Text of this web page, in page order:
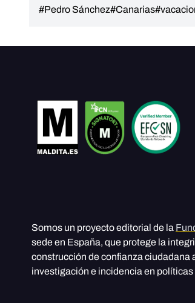
#Pedro Sánchez#Canarias
Somos un proyecto editorial de la
sede en España, que protege la
construcción de confianza ciudadana
investigación e incidencia en políticas